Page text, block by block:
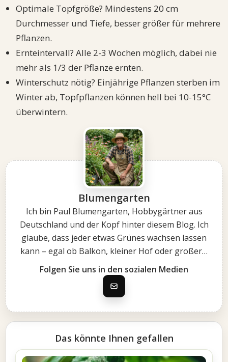
Optimale Topfgröße? Mindestens 20 cm
Durchmesser und Tiefe, besser größer für mehrere
Pflanzen.
Ernteintervall? Alle 2-3 Wochen möglich, dabei nie
mehr als 1/3 der Pflanze ernten.
Winterschutz nötig? Einjährige Pflanzen sterben im
Winter ab, Topfpflanzen können hell bei 10-15°C
überwintern.
Blumengarten
Ich bin Paul Blumengarten, Hobbygärtner aus
Deutschland und der Kopf hinter diesem Blog. Ich
glaube, dass jeder etwas Grünes wachsen lassen
kann – egal ob Balkon, kleiner Hof oder großer…
Folgen Sie uns in den sozialen Medien
Das könnte Ihnen gefallen